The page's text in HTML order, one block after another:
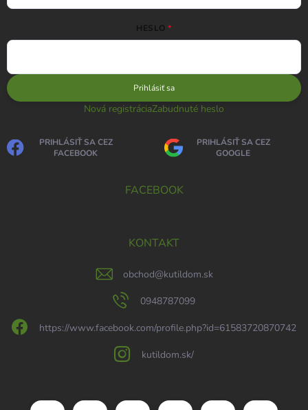
HESLO
Prihlásiť sa
Nová registráciaZabudnuté heslo
PRIHLÁSIŤ SA CEZ
FACEBOOK
PRIHLÁSIŤ SA CEZ
GOOGLE
FACEBOOK
KONTAKT
obchod@kutildom.sk
0948787099
https://www.facebook.com/profile.php?id=61583720870742
kutildom.sk/